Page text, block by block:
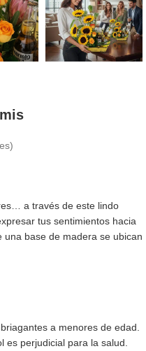
a través de este lindo
tus sentimientos hacia
base de madera se ubican
a menores de edad.
es perjudicial para la salud.